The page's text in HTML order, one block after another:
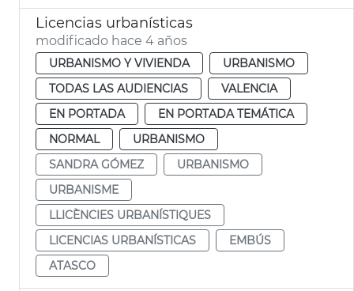
Licencias urbanísticas
modificado hace 4 años
URBANISMO Y VIVIENDA
URBANISMO
TODAS LAS AUDIENCIAS
VALENCIA
EN PORTADA
EN PORTADA TEMÁTICA
NORMAL
URBANISMO
SANDRA GÓMEZ
URBANISMO
URBANISME
LLICÈNCIES URBANÍSTIQUES
LICENCIAS URBANÍSTICAS
EMBÚS
ATASCO